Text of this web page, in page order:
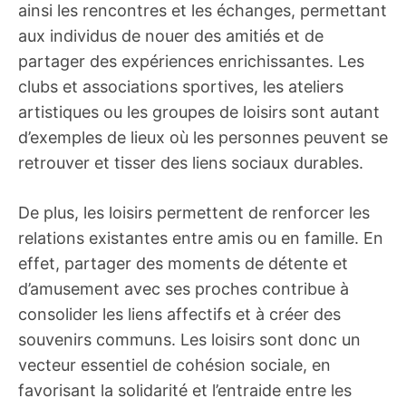
ainsi les rencontres et les échanges, permettant
aux individus de nouer des amitiés et de
partager des expériences enrichissantes. Les
clubs et associations sportives, les ateliers
artistiques ou les groupes de loisirs sont autant
d’exemples de lieux où les personnes peuvent se
retrouver et tisser des liens sociaux durables.
De plus, les loisirs permettent de renforcer les
relations existantes entre amis ou en famille. En
effet, partager des moments de détente et
d’amusement avec ses proches contribue à
consolider les liens affectifs et à créer des
souvenirs communs. Les loisirs sont donc un
vecteur essentiel de cohésion sociale, en
favorisant la solidarité et l’entraide entre les